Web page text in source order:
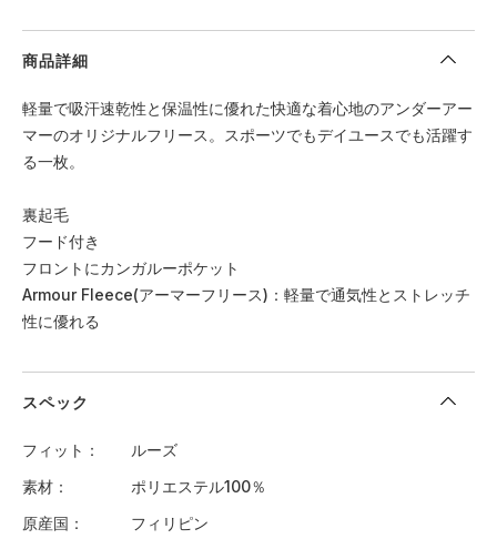
商品詳細
軽量で吸汗速乾性と保温性に優れた快適な着心地のアンダーアー
マーのオリジナルフリース。スポーツでもデイユースでも活躍す
る一枚。
裏起毛
フード付き
フロントにカンガルーポケット
Armour Fleece(アーマーフリース)：軽量で通気性とストレッチ
性に優れる
スペック
フィット
ルーズ
素材
ポリエステル100％
原産国
フィリピン